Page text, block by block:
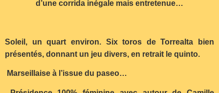
d’une corrida inégale mais entretenue…
Soleil, un quart environ. Six toros de Torrealta bien
présentés, donnant un jeu divers, en retrait le quinto.
Marseillaise à l’issue du paseo…